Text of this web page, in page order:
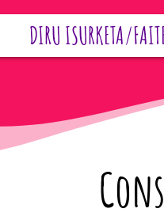
DIRU ISURKETA/